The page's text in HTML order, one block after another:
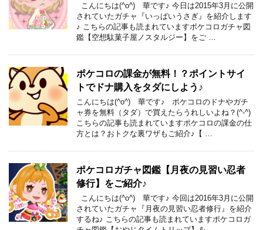
こんにちは(^o^) 華です♪ 今日は2015年3月に公開
されていたガチャ『いっぱいうさぎ』を紹介します
♪ こちらの記事も読まれていますポケコロガチャ図
鑑【空想駄菓子屋ノスタルジー】をご …
ポケコロの課金が無料！？ポイントサイ
トでドナ購入をタダにしよう♪
こんにちは(^o^) 華です♪ ポケコロのドナやガチ
ャ券を無料（タダ）で買えたらうれしいよね？(^-^)
こちらの記事も読まれていますポケコロの課金の仕
方とは？おトクな裏ワザもご紹介♪【 …
ポケコロガチャ図鑑【月夜の見習い忍者
修行】をご紹介♪
こんにちは(^o^) 華です♪ 今回は2016年3月に公開
されていたガチャ『月夜の見習い忍者修行』を紹介
するね♪ こちらの記事も読まれていますポケコロガ